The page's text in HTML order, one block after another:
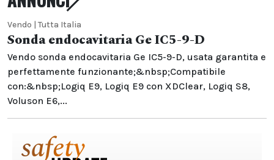
Vendo | Tutta Italia
Sonda endocavitaria Ge IC5-9-D
Vendo sonda endocavitaria Ge IC5-9-D, usata garantita e
perfettamente funzionante;&nbsp;Compatibile
con:&nbsp;Logiq E9, Logiq E9 con XDClear, Logiq S8,
Voluson E6,...